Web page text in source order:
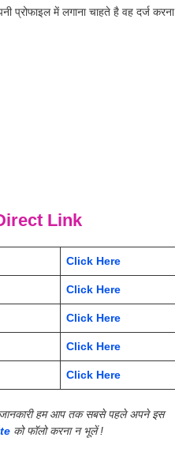
प्रोफाइल में लगाना चाहते है वह दर्ज करना
Link
Click Here
Click Here
Click Here
Click Here
Click Here
जानकारी हम आप तक सबसे पहले अपने इस
को फॉलो करना न भूलें !